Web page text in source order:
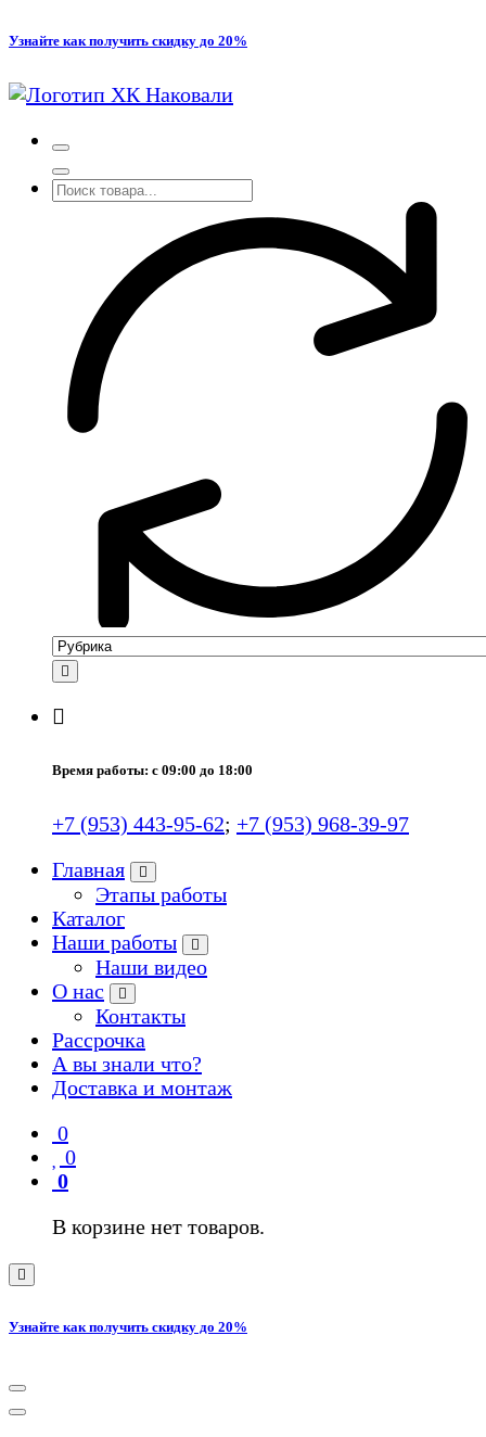
Перейти
содержимому
Узнайте как получить скидку до 20%
Время работы: с 09:00 до 18:00
+7 (953) 443-95-62; +7 (953) 968-39-97
Главная
Этапы работы
Каталог
Наши работы
Наши видео
О нас
Контакты
Рассрочка
А вы знали что?
Доставка и монтаж
0
0
0
В корзине нет товаров.
Узнайте как получить скидку до 20%